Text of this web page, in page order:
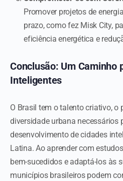
Promover projetos de
prazo, como fez Misk City,
eficiência energética e
Conclusão: Um Caminho
Inteligentes
O Brasil tem o talento criativo, o
diversidade urbana necessários
desenvolvimento de cidades
Latina. Ao aprender com
bem-sucedidos e adaptá-los às
municípios brasileiros podem